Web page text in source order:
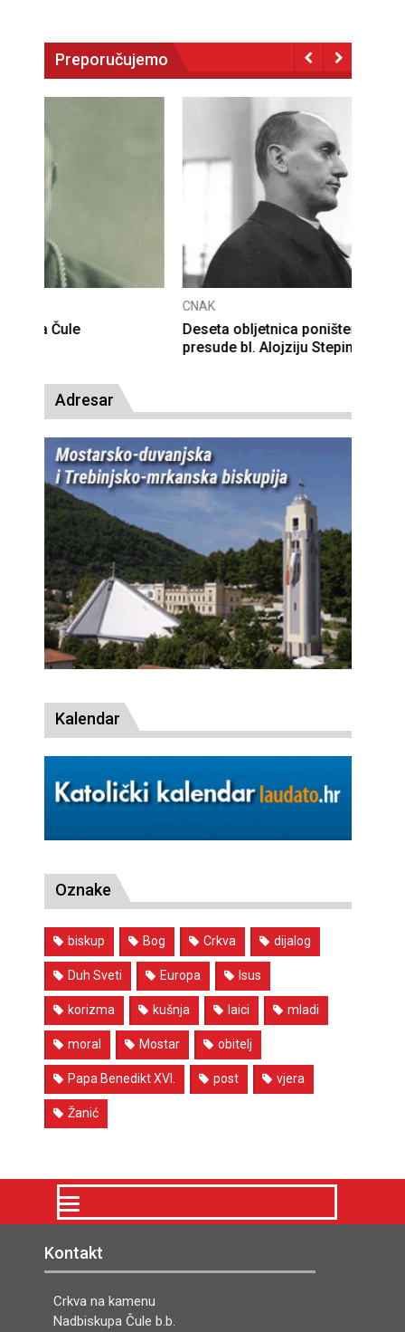
Preporučujemo
Deseta obljetnica poništenja komunističke
presude bl. Alojziju Stepincu
Adresar
Kalendar
Oznake
biskup Bog Crkva dijalog
Duh Sveti Europa Isus
korizma kušnja laici mladi
moral Mostar obitelj
Papa Benedikt XVI. post vjera
Žanić
Kontakt
Crkva na kamenu
Nadbiskupa Čule b.b.